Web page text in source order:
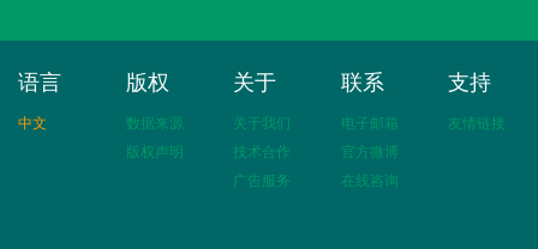
语言
中文
版权
数据来源
版权声明
关于
关于我们
技术合作
广告服务
联系
电子邮箱
官方微博
在线咨询
支持
友情链接